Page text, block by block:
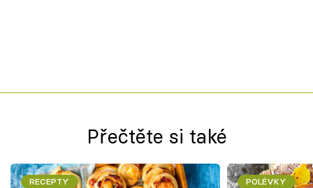
Přečtěte si také
RECEPTY POLÉVKY